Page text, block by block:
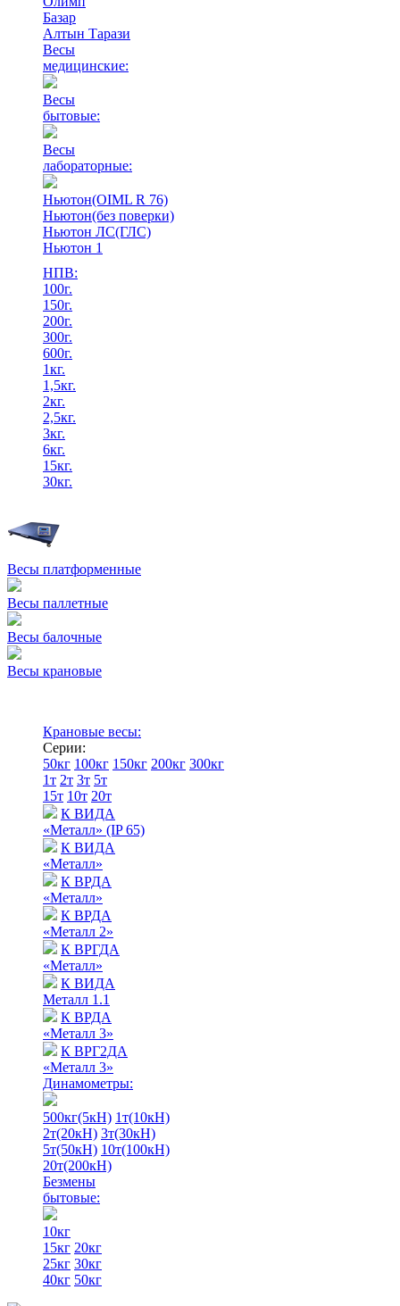
Базар
Алтын Тарази
Весы
медицинские:
Весы
бытовые:
Весы
лабораторные:
Ньютон(OIML R 76)
Ньютон(без поверки)
Ньютон ЛС(ГЛС)
Ньютон 1
НПВ:
100г.
150г.
200г.
300г.
600г.
1кг.
1,5кг.
2кг.
2,5кг.
3кг.
6кг.
15кг.
30кг.
Весы платформенные
Весы паллетные
Весы балочные
Весы крановые
Крановые весы:
Серии:
50кг 100кг 150кг 200кг 300кг
1т 2т 3т 5т
15т 10т 20т
К ВИДА
«Металл» (IP 65)
К ВИДА
«Металл»
К ВРДА
«Металл»
К ВРДА
«Металл 2»
К ВРГДА
«Металл»
К ВИДА
Металл 1.1
К ВРДА
«Металл 3»
К ВРГ2ДА
«Металл 3»
Динамометры:
500кг(5кН) 1т(10кН)
2т(20кН) 3т(30кН)
5т(50кН) 10т(100кН)
20т(200кН)
Безмены
бытовые:
10кг
15кг 20кг
25кг 30кг
40кг 50кг